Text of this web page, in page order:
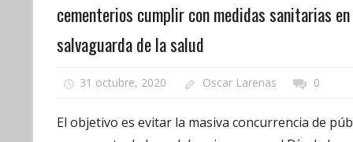
cementerios cumplir con medidas sanitarias en
salvaguarda de la salud
31 octubre, 2020 Oscar Larenas 0
El objetivo es evitar la masiva concurrencia de